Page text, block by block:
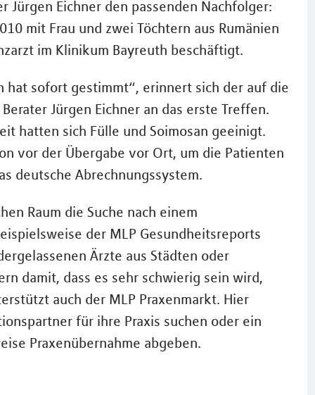
Jürgen Eichner den passenden Nachfolger:
mit Frau und zwei Töchtern aus Rumänien
im Klinikum Bayreuth beschäftigt.
hat sofort gestimmt“, erinnert sich der auf die
Jürgen Eichner an das erste Treffen.
hatten sich Fülle und Soimosan geeinigt.
vor der Übergabe vor Ort, um die Patienten
deutsche Abrechnungssystem.
Raum die Suche nach einem
der MLP Gesundheitsreports
Ärzte aus Städten oder
damit, dass es sehr schwierig sein wird,
auch der MLP Praxenmarkt. Hier
für ihre Praxis suchen oder ein
Praxenübernahme abgeben.